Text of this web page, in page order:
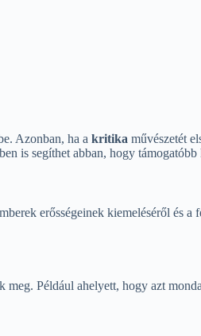
Azonban, ha a kritika művészetét
is segíthet abban, hogy
erősségeinek kiemeléséről és
Például ahelyett, hogy azt